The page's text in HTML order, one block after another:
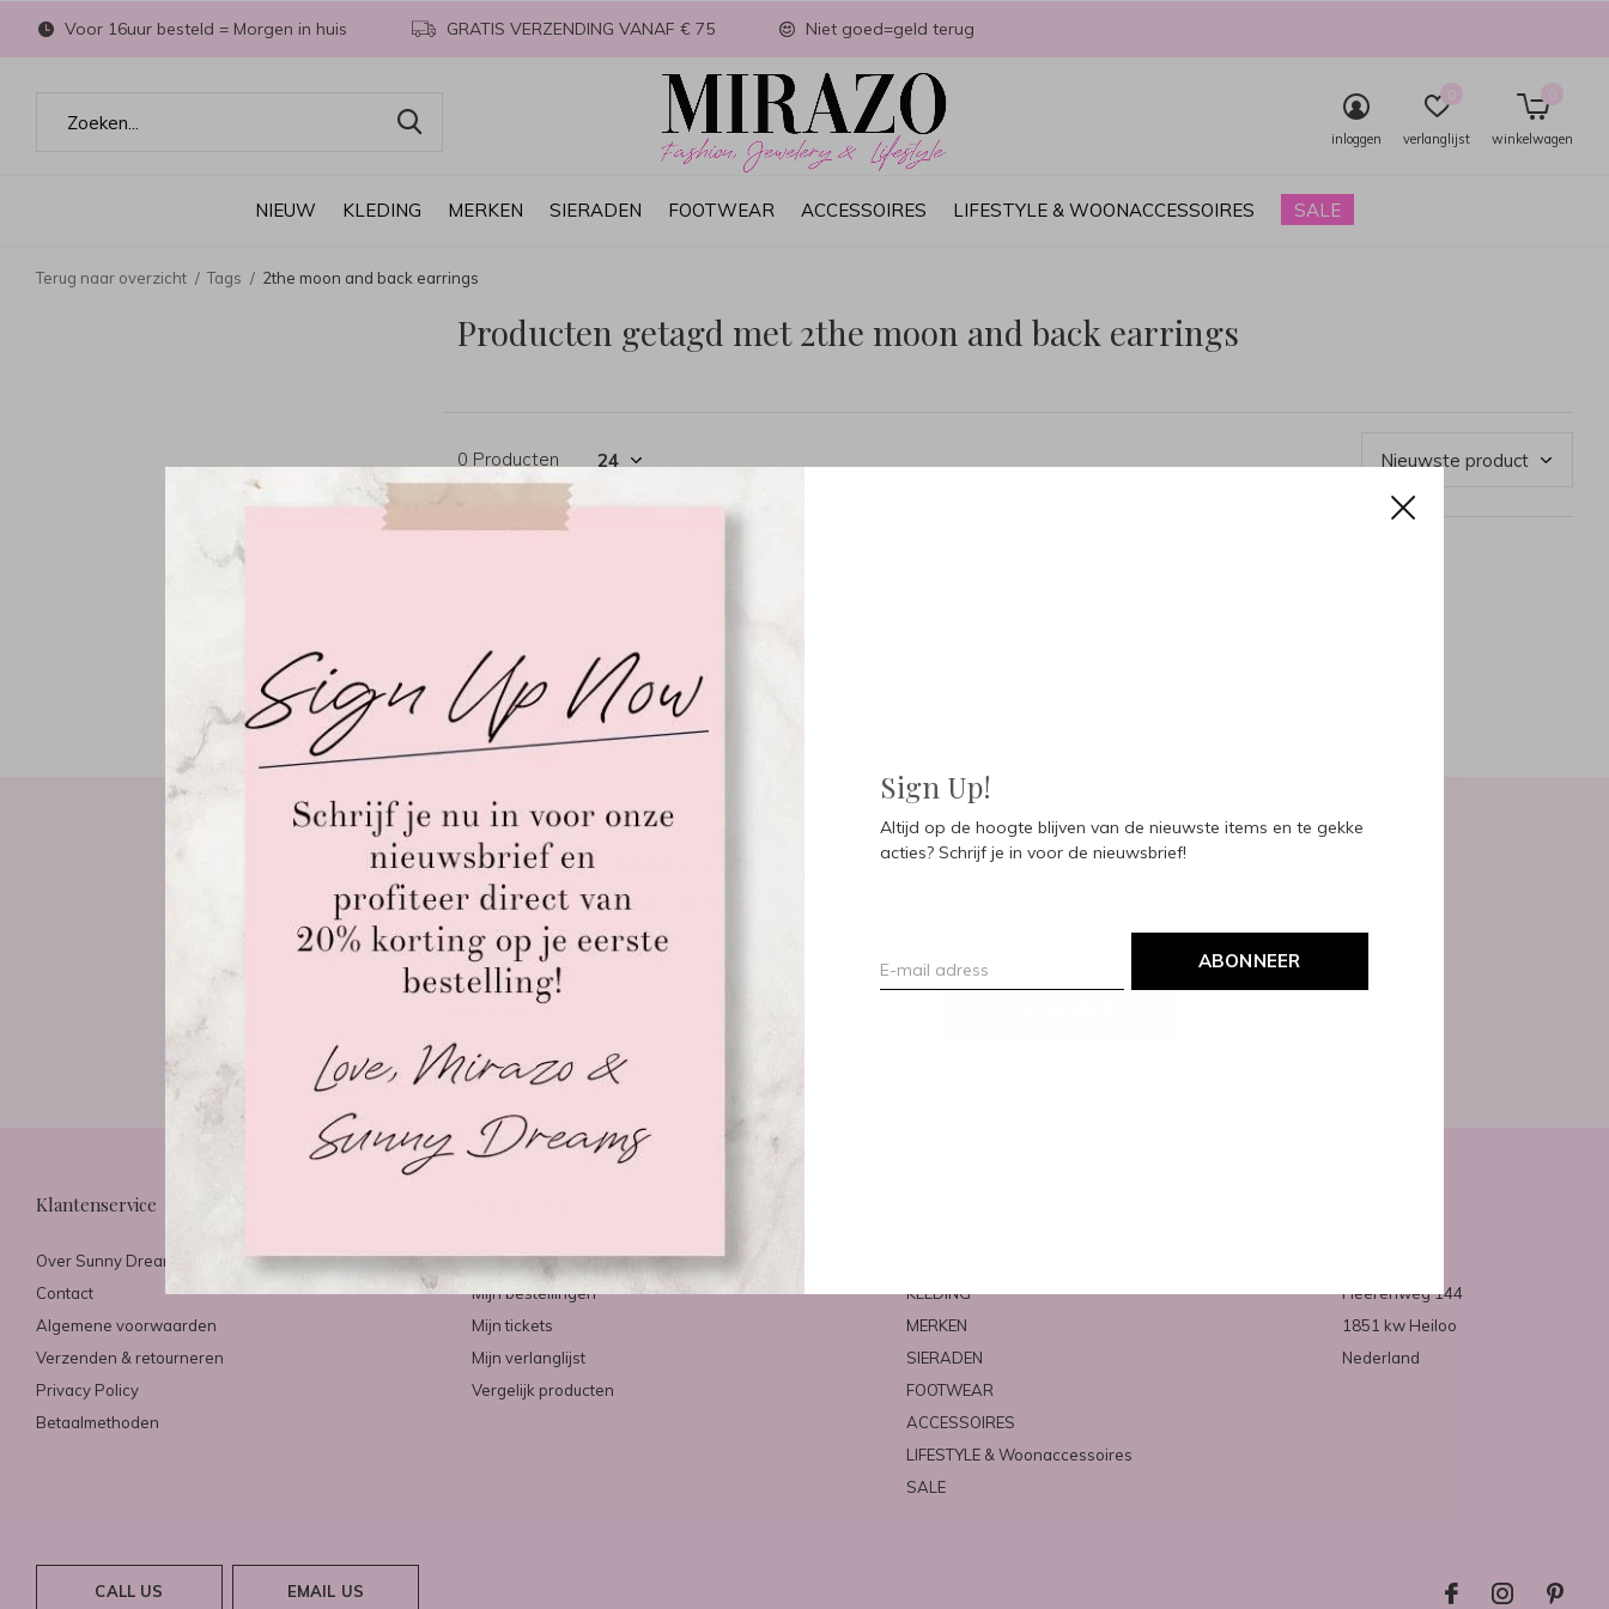
Sign Up!
Altijd op de hoogte blijven van de nieuwste items en te gekke
acties? Schrijf je in voor de nieuwsbrief!
ABONNEER
NIEUW KLEDING MERKEN SIERADEN FOOTWEAR ACCESSOIRES LIFESTYLE & WOONACCESSOIRES SALE
inloggen verlanglijst
0
winkelwagen
0
Voor 16uur besteld = Morgen in huis GRATIS VERZENDING VANAF € 75 Niet goed=geld terug
Terug naar overzicht Tags 2the moon and back earrings
Producten getagd met 2the moon and back earrings
0 Producten
Meld je aan voor onze nieuwsbrief
Ontvang de nieuwste aanbiedingen en promoties
Klantenservice
Over Sunny Dreams & Mirazo
Contact
Algemene voorwaarden
Verzenden & retourneren
Privacy Policy
Betaalmethoden
Registreren
Mijn bestellingen
Mijn tickets
Mijn verlanglijst
Vergelijk producten
KLEDING
MERKEN
SIERADEN
FOOTWEAR
ACCESSOIRES
LIFESTYLE & Woonaccessoires
SALE
Heerenweg 144
1851 kw Heiloo
Nederland
CALL US EMAIL US